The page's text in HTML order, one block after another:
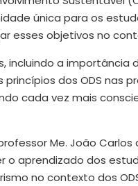
única para os
esses objetivos no
incluindo a importância
dos ODS nas
cada vez mais
Me. João Carlos
aprendizado dos
no contexto dos